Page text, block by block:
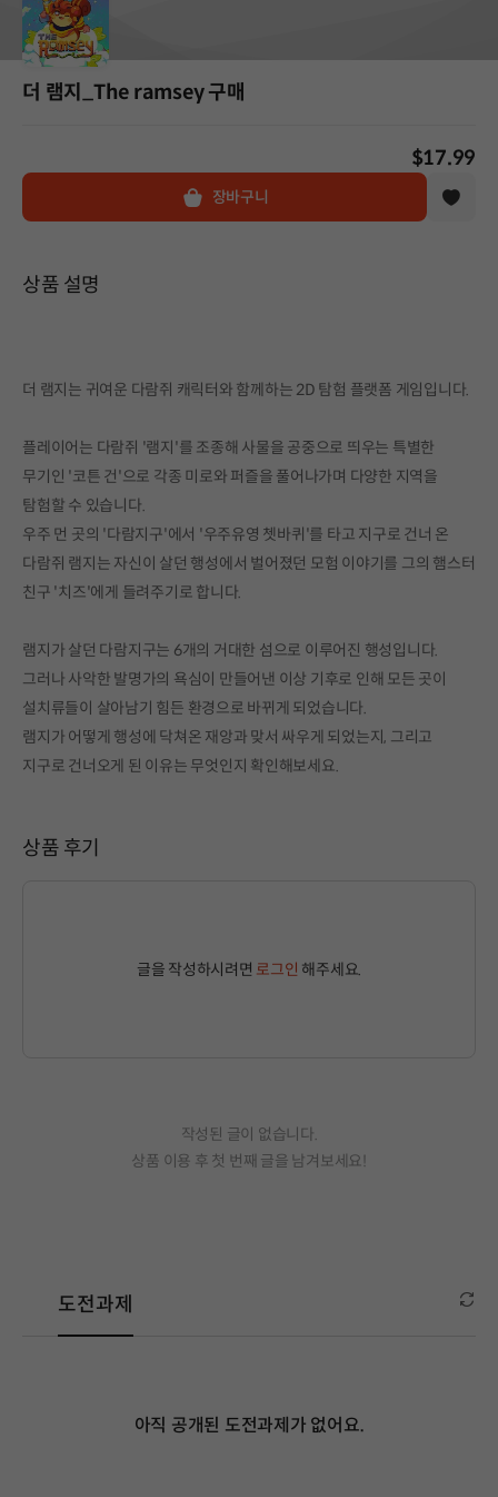
더 램지_The ramsey 구매
$17.99
장바구니
상품 설명
더 램지는 귀여운 다람쥐 캐릭터와 함께하는 2D 탐험 플랫폼 게임입니다.
플레이어는 다람쥐 '램지'를 조종해 사물을 공중으로 띄우는 특별한
무기인 '코튼 건'으로 각종 미로와 퍼즐을 풀어나가며 다양한 지역을
탐험할 수 있습니다.
우주 먼 곳의 '다람지구'에서 '우주유영 쳇바퀴'를 타고 지구로 건너 온
다람쥐 램지는 자신이 살던 행성에서 벌어졌던 모험 이야기를 그의 햄스터
친구 '치즈'에게 들려주기로 합니다.
램지가 살던 다람지구는 6개의 거대한 섬으로 이루어진 행성입니다.
그러나 사악한 발명가의 욕심이 만들어낸 이상 기후로 인해 모든 곳이
설치류들이 살아남기 힘든 환경으로 바뀌게 되었습니다.
램지가 어떻게 행성에 닥쳐온 재앙과 맞서 싸우게 되었는지, 그리고
지구로 건너오게 된 이유는 무엇인지 확인해보세요.
상품 후기
글을 작성하시려면 로그인 해주세요.
작성된 글이 없습니다.
상품 이용 후 첫 번째 글을 남겨보세요!
도전과제
아직 공개된 도전과제가 없어요.